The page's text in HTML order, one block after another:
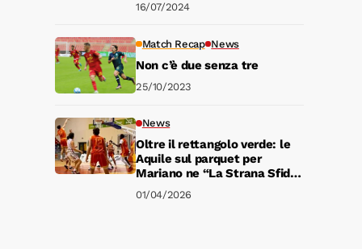
16/07/2024
Match Recap News
Non c’è due senza tre
25/10/2023
News
Oltre il rettangolo verde: le
Aquile sul parquet per
Mariano ne “La Strana Sfida”
del PalaPulerà
01/04/2026